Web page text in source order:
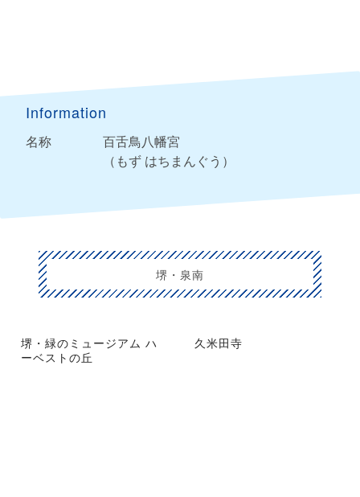
Information
名称
百舌鳥八幡宮
（もず はちまんぐう）
堺・泉南
堺・緑のミュージアム ハ
ーベストの丘
久米田寺